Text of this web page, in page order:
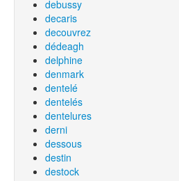
debussy
decaris
decouvrez
dédeagh
delphine
denmark
dentelé
dentelés
dentelures
derni
dessous
destin
destock